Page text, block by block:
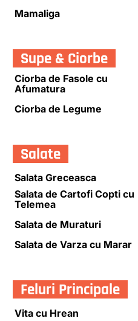
Mamaliga
Supe & Ciorbe
Ciorba de Fasole cu
Afumatura
Ciorba de Legume
Salate
Salata Greceasca
Salata de Cartofi Copti cu
Telemea
Salata de Muraturi
Salata de Varza cu Marar
Feluri Principale
Vita cu Hrean